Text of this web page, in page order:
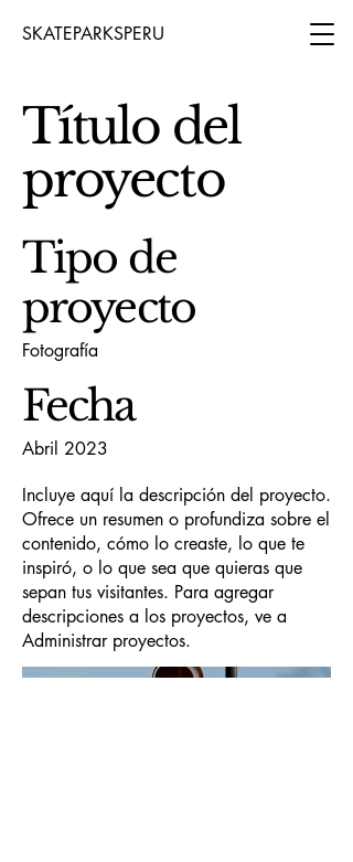
SKATEPARKSPERU
Título del
proyecto
Tipo de
proyecto
Fotografía
Fecha
Abril 2023
Incluye aquí la descripción del proyecto.
Ofrece un resumen o profundiza sobre el
contenido, cómo lo creaste, lo que te
inspiró, o lo que sea que quieras que
sepan tus visitantes. Para agregar
descripciones a los proyectos, ve a
Administrar proyectos.